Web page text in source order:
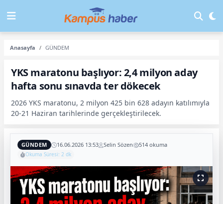
Anasayfa GÜNDEM
YKS maratonu başlıyor: 2,4 milyon aday
hafta sonu sınavda ter dökecek
2026 YKS maratonu, 2 milyon 425 bin 628 adayın katılımıyla
20-21 Haziran tarihlerinde gerçekleştirilecek.
GÜNDEM 16.06.2026 13:53 Selin Sözen 514 okuma
Okuma Süresi: 2 dk